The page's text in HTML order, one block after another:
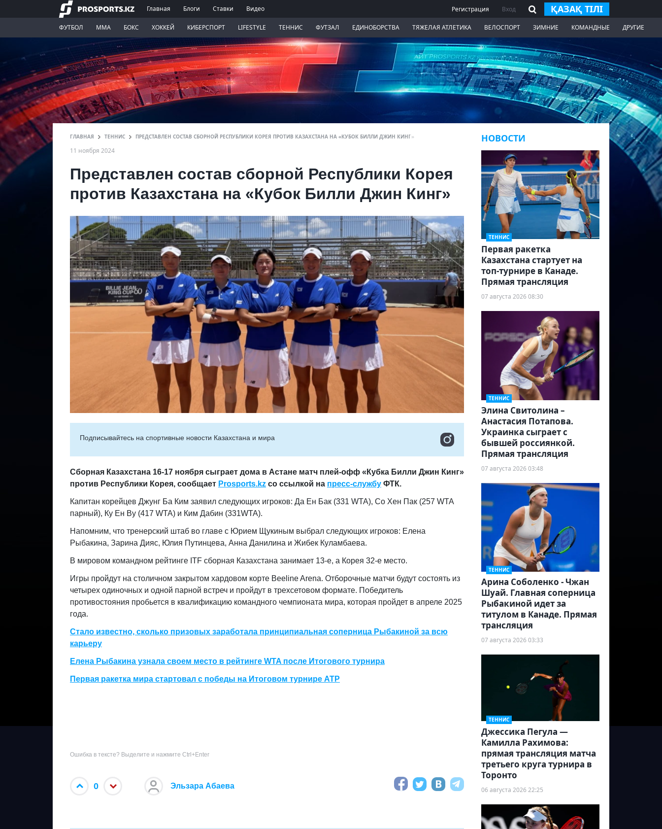
Главная Блоги Ставки Видео Регистрация Вход ҚАЗАҚ ТІЛІ
ФУТБОЛ ММА БОКС ХОККЕЙ КИБЕРСПОРТ LIFESTYLE ТЕННИС ФУТЗАЛ ЕДИНОБОРСТВА ТЯЖЕЛАЯ АТЛЕТИКА ВЕЛОСПОРТ ЗИМНИЕ КОМАНДНЫЕ ДРУГИЕ
ГЛАВНАЯ ТЕННИС ПРЕДСТАВЛЕН СОСТАВ СБОРНОЙ РЕСПУБЛИКИ КОРЕЯ ПРОТИВ КАЗАХСТАНА НА «КУБОК БИЛЛИ ДЖИН КИНГ»
11 ноября 2024
Представлен состав сборной Республики Корея
против Казахстана на «Кубок Билли Джин Кинг»
Подписывайтесь на cпортивные новости Казахстана и мира
Сборная Казахстана 16-17 ноября сыграет дома в Астане матч плей-офф «Кубка Билли Джин Кинг»
против Республики Корея, сообщает Prosports.kz со ссылкой на пресс-службу ФТК.
Капитан корейцев Джунг Ба Ким заявил следующих игроков: Да Ен Бак (331 WTA), Со Хен Пак (257 WTA
парный), Ку Ен Ву (417 WTA) и Ким Дабин (331WTA).
Напомним, что тренерский штаб во главе с Юрием Щукиным выбрал следующих игроков: Елена
Рыбакина, Зарина Дияс, Юлия Путинцева, Анна Данилина и Жибек Куламбаева.
В мировом командном рейтинге ITF сборная Казахстана занимает 13-е, а Корея 32-е место.
Игры пройдут на столичном закрытом хардовом корте Beeline Arena. Отборочные матчи будут состоять из
четырех одиночных и одной парной встреч и пройдут в трехсетовом формате. Победитель
противостояния пробьется в квалификацию командного чемпионата мира, которая пройдет в апреле 2025
года.
Стало известно, сколько призовых заработала принципиальная соперница Рыбакиной за всю
карьеру
Елена Рыбакина узнала своем место в рейтинге WTA после Итогового турнира
Первая ракетка мира стартовал с победы на Итоговом турнире ATP
Ошибка в тексте? Выделите и нажмите Ctrl+Enter
0 Эльзара Абаева
НОВОСТИ
ТЕННИС
Первая ракетка
Казахстана стартует на
топ-турнире в Канаде.
Прямая трансляция
07 августа 2026 08:30
ТЕННИС
Элина Свитолина –
Анастасия Потапова.
Украинка сыграет с
бывшей россиянкой.
Прямая трансляция
07 августа 2026 03:48
ТЕННИС
Арина Соболенко - Чжан
Шуай. Главная соперница
Рыбакиной идет за
титулом в Канаде. Прямая
трансляция
07 августа 2026 03:33
ТЕННИС
Джессика Пегула —
Камилла Рахимова:
прямая трансляция матча
третьего круга турнира в
Торонто
06 августа 2026 22:25